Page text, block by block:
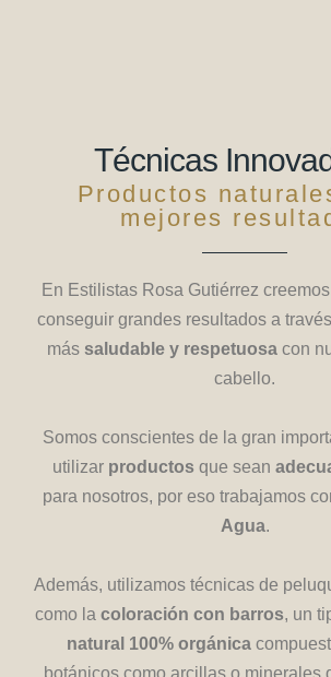
Técnicas
Productos
mejores
En Estilistas Rosa Gutiérrez
conseguir grandes resultados a
más saludable y respetuosacon
cabello.
Somos conscientes de la gran
utilizar productos que sean
para nosotros, por eso trabajamos
Agua.
Además, utilizamos técnicas de
como la coloración con barros, un
natural 100% orgánica